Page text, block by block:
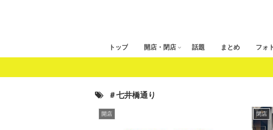
トップ 開店・閉店 話題 まとめ フォ
＃七井橋通り
開店 閉店